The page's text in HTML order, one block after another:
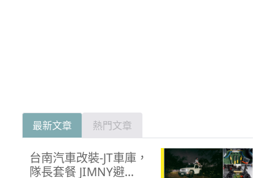
最新文章 熱門文章
台南汽車改裝-JT車庫，
隊長套餐 JIMNY避...